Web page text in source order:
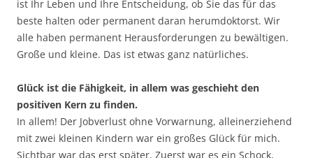
ist Ihr Leben und Ihre Entscheidung, ob Sie das für das
beste halten oder permanent daran herumdoktorst. Wir
alle haben permanent Herausforderungen zu bewältigen.
Große und kleine. Das ist etwas ganz natürliches.
Glück ist die Fähigkeit, in allem was geschieht den
positiven Kern zu finden.
In allem! Der Jobverlust ohne Vorwarnung, alleinerziehend
mit zwei kleinen Kindern war ein großes Glück für mich.
Sichtbar war das erst später. Zuerst war es ein Schock,